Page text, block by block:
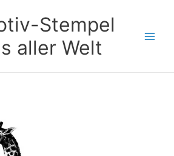
Stempel
aller Welt